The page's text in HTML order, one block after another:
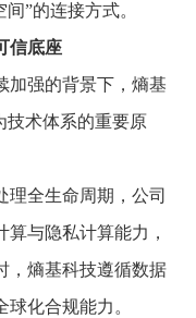
”的连接方式。
信底座
强的背景下，熵基
技术体系的重要原
全生命周期，公司
与隐私计算能力，
，熵基科技遵循数据
化合规能力。